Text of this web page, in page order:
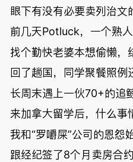
眼下有没有必要卖列治文
前几天Potluck，一个熟
找个勤快老婆本想偷懒，
回了趟国，同学聚餐照
长周末遇上一伙70+的追
来加拿大留学后，什么事
我和“罗嚼屎”公司的恩怨
跟经纪签了8个月卖房合